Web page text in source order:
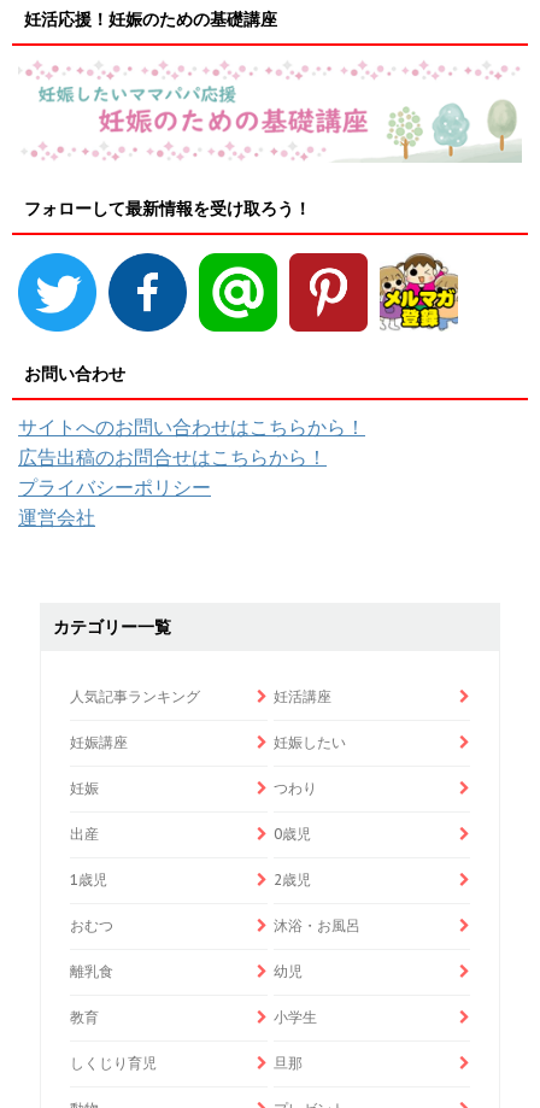
妊活応援！妊娠のための基礎講座
フォローして最新情報を受け取ろう！
お問い合わせ
サイトへのお問い合わせはこちらから！
広告出稿のお問合せはこちらから！
プライバシーポリシー
運営会社
カテゴリー一覧
人気記事ランキング 妊活講座
妊娠講座 妊娠したい
妊娠 つわり
出産 0歳児
1歳児 2歳児
おむつ 沐浴・お風呂
離乳食 幼児
教育 小学生
しくじり育児 旦那